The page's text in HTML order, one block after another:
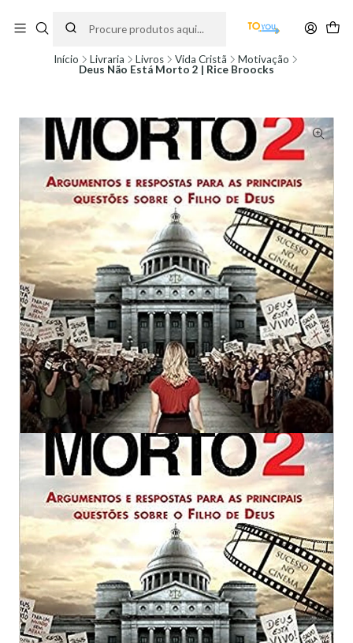
partir do dia 11 de Agosto, às 10H.
Início Livraria Livros Vida Cristã
Motivação
Deus Não Está Morto 2 | Rice Broocks